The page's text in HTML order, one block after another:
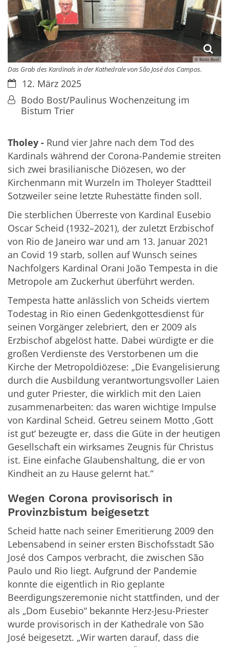
© Bodo Bost
Das Grab des Kardinals in der Kathedrale von São José dos Campos.
Datum:12. März 2025
Von:Bodo Bost/Paulinus Wochenzeitung im
Bistum Trier
Tholey - Rund vier Jahre nach dem Tod des
Kardinals während der Corona-Pandemie streiten
sich zwei brasilianische Diözesen, wo der
Kirchenmann mit Wurzeln im Tholeyer Stadtteil
Sotzweiler seine letzte Ruhestätte finden soll.
Die sterblichen Überreste von Kardinal Eusebio
Oscar Scheid (1932–2021), der zuletzt Erzbischof
von Rio de Janeiro war und am 13. Januar 2021
an Covid 19 starb, sollen auf Wunsch seines
Nachfolgers Kardinal Orani João Tempesta in die
Metropole am Zuckerhut überführt werden.
Tempesta hatte anlässlich von Scheids viertem
Todestag in Rio einen Gedenkgottesdienst für
seinen Vorgänger zelebriert, den er 2009 als
Erzbischof abgelöst hatte. Dabei würdigte er die
großen Verdienste des Verstorbenen um die
Kirche der Metropoldiözese: „Die Evangelisierung
durch die Ausbildung verantwortungsvoller Laien
und guter Priester, die wirklich mit den Laien
zusammenarbeiten: das waren wichtige Impulse
von Kardinal Scheid. Getreu seinem Motto ,Gott
ist gut‘ bezeugte er, dass die Güte in der heutigen
Gesellschaft ein wirksames Zeugnis für Christus
ist. Eine einfache Glaubenshaltung, die er von
Kindheit an zu Hause gelernt hat.“
Wegen Corona provisorisch in
Provinzbistum beigesetzt
Scheid hatte nach seiner Emeritierung 2009 den
Lebensabend in seiner ersten Bischofsstadt São
José dos Campos verbracht, die zwischen São
Paulo und Rio liegt. Aufgrund der Pandemie
konnte die eigentlich in Rio geplante
Beerdigungszeremonie nicht stattfinden, und der
als „Dom Eusebio“ bekannte Herz-Jesu-Priester
wurde provisorisch in der Kathedrale von São
José beigesetzt. „Wir warten darauf, dass die